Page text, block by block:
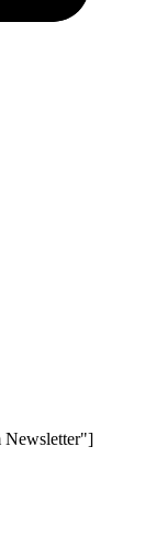
Newsletter"]